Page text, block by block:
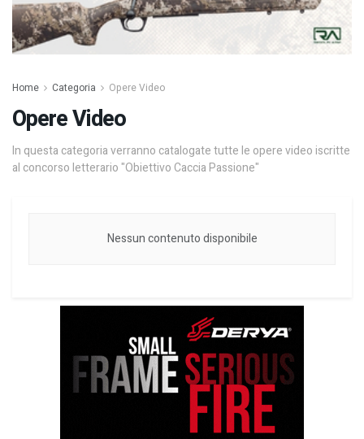
Home Categoria Opere Video
Opere Video
In questa categoria verranno catalogate tutte le opere video iscritte
al concorso letterario "Obiettivo Caccia Passione"
Nessun contenuto disponibile